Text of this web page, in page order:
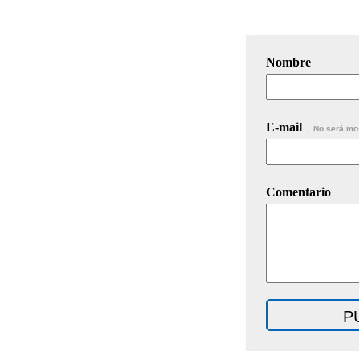
Nombre
E-mail No será
Comentario